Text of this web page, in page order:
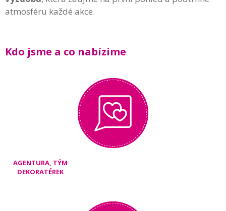
atmosféru každé akce.
Kdo jsme a co nabízime
AGENTURA, TÝM
DEKORATÉREK